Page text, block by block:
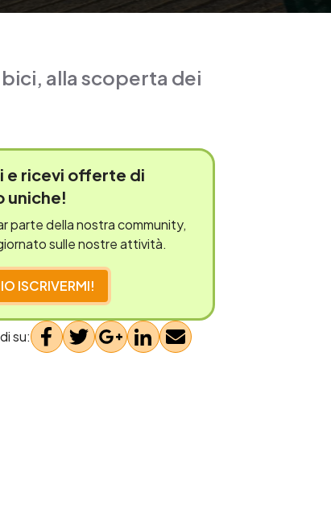
bici, alla scoperta dei
e ricevi offerte di
uniche!
parte della nostra community,
sulle nostre attività.
ISCRIVERMI!
su: